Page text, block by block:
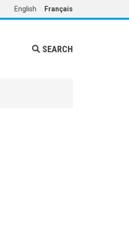
English Français
SEARCH